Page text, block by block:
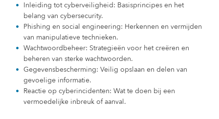
Inleiding tot cyberveiligheid: Basisprincipes en het
belang van cybersecurity.
Phishing en social engineering: Herkennen en vermijden
van manipulatieve technieken.
Wachtwoordbeheer: Strategieën voor het creëren en
beheren van sterke wachtwoorden.
Gegevensbescherming: Veilig opslaan en delen van
gevoelige informatie.
Reactie op cyberincidenten: Wat te doen bij een
vermoedelijke inbreuk of aanval.